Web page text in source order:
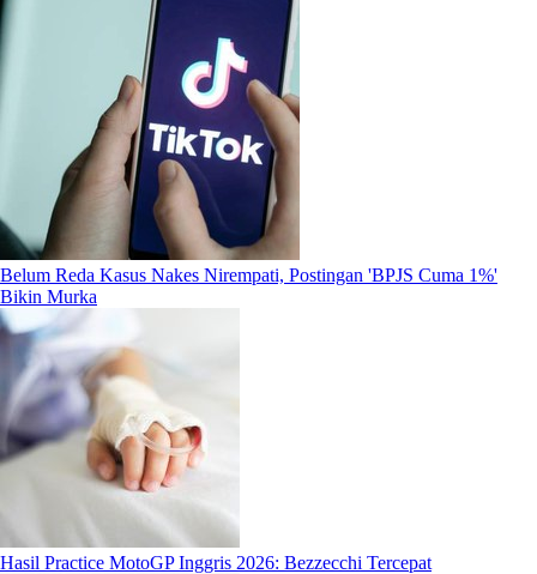
Belum Reda Kasus Nakes Nirempati, Postingan 'BPJS Cuma 1%'
Bikin Murka
Hasil Practice MotoGP Inggris 2026: Bezzecchi Tercepat